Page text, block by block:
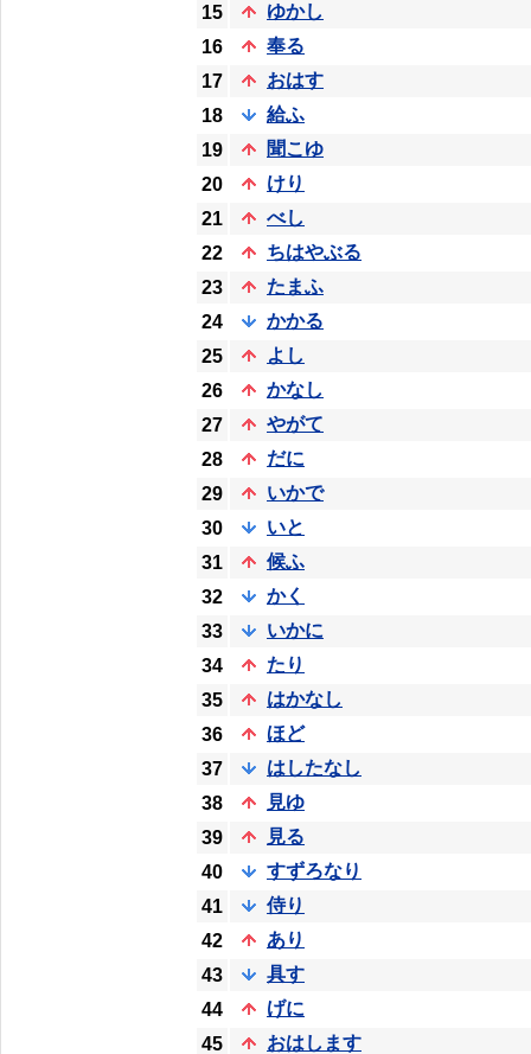
15
ゆかし
16
奉る
17
おはす
18
給ふ
19
聞こゆ
20
けり
21
べし
22
ちはやぶる
23
たまふ
24
かかる
25
よし
26
かなし
27
やがて
28
だに
29
いかで
30
いと
31
候ふ
32
かく
33
いかに
34
たり
35
はかなし
36
ほど
37
はしたなし
38
見ゆ
39
見る
40
すずろなり
41
侍り
42
あり
43
具す
44
げに
45
おはします